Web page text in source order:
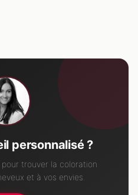
personnalisé ?
trouver la coloration
et à vos envies.